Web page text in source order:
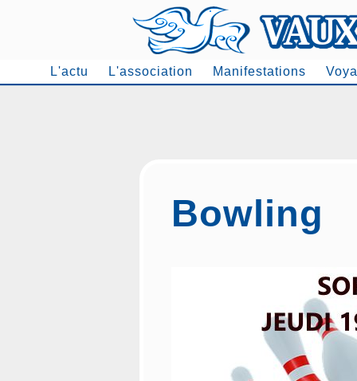
L'actu L'association Manifestations
Bowling